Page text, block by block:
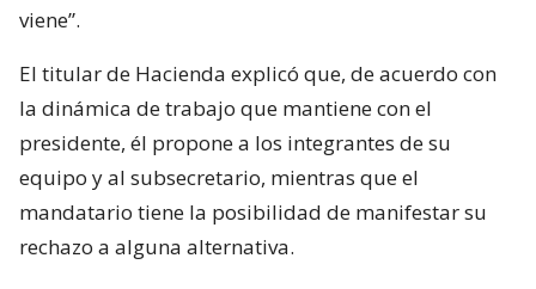
viene”.
El titular de Hacienda explicó que, de acuerdo con
la dinámica de trabajo que mantiene con el
presidente, él propone a los integrantes de su
equipo y al subsecretario, mientras que el
mandatario tiene la posibilidad de manifestar su
rechazo a alguna alternativa.